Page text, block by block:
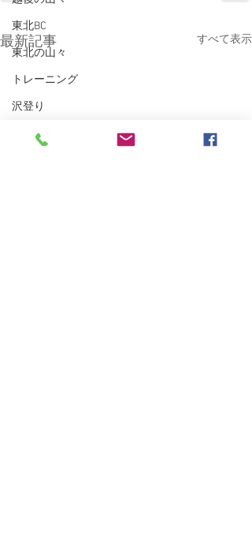
東北BC
東北の山々
トレーニング
沢登り
スキーシュミレーター
最新記事 すべて表示